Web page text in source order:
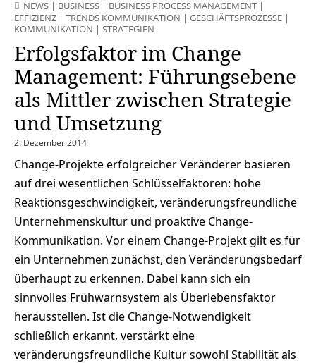
NEWS | BUSINESS | BUSINESS PROCESS MANAGEMENT |
EFFIZIENZ | TRENDS KOMMUNIKATION | GESCHÄFTSPROZESSE |
KOMMUNIKATION | STRATEGIEN
Erfolgsfaktor im Change
Management: Führungsebene
als Mittler zwischen Strategie
und Umsetzung
2. Dezember 2014
Change-Projekte erfolgreicher Veränderer basieren
auf drei wesentlichen Schlüsselfaktoren: hohe
Reaktionsgeschwindigkeit, veränderungsfreundliche
Unternehmenskultur und proaktive Change-
Kommunikation. Vor einem Change-Projekt gilt es für
ein Unternehmen zunächst, den Veränderungsbedarf
überhaupt zu erkennen. Dabei kann sich ein
sinnvolles Frühwarnsystem als Überlebensfaktor
herausstellen. Ist die Change-Notwendigkeit
schließlich erkannt, verstärkt eine
veränderungsfreundliche Kultur sowohl Stabilität als